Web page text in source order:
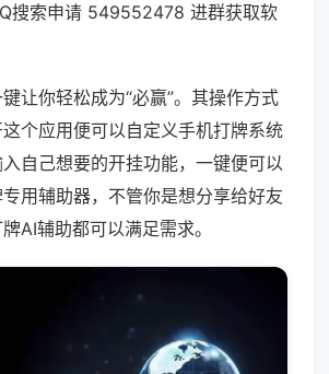
搜索申请 549552478 进群获取软
让你轻松成为“必赢”。其操作方式
个应用便可以自定义手机打牌系统
自己想要的开挂功能，一键便可以
用辅助器，不管你是想分享给好友
AI辅助都可以满足需求。